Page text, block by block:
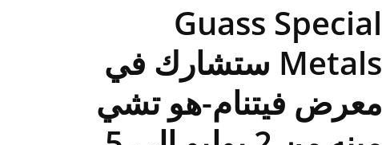
Guass Special
Metals ستشارك في
معرض فيتنام-هو تشي